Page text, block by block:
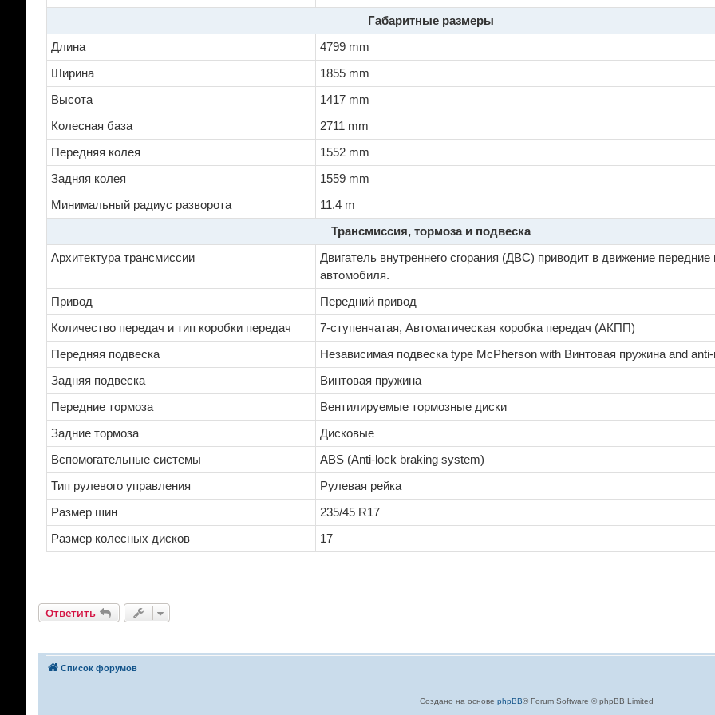
Габаритные размеры
Длина
4799 mm
Ширина
1855 mm
Высота
1417 mm
Колесная база
2711 mm
Передняя колея
1552 mm
Задняя колея
1559 mm
Минимальный радиус разворота
11.4 m
Трансмиссия, тормоза и подвеска
Архитектура трансмиссии
Двигатель внутреннего сгорания (ДВС) приводит в движение передние
автомобиля.
Привод
Передний привод
Количество передач и тип коробки передач
7-ступенчатая, Автоматическая коробка передач (АКПП)
Передняя подвеска
Независимая подвеска type McPherson with Винтовая пружина and
Задняя подвеска
Винтовая пружина
Передние тормоза
Вентилируемые тормозные диски
Задние тормоза
Дисковые
Вспомогательные системы
ABS (Anti-lock braking system)
Тип рулевого управления
Рулевая рейка
Размер шин
235/45 R17
Размер колесных дисков
17
Ответить
Список форумов
Создано на основе phpBB® Forum Software © phpBB Limited